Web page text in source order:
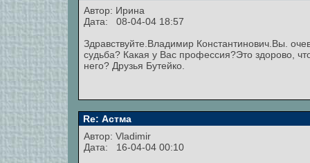
Автор: Ирина
Дата: 08-04-04 18:57
Здравствуйте.Владимир Константинович.Вы.
судьба? Какая у Вас профессия?Это здорово,
него? Друзья Бутейко.
Re: Астма
Автор: Vladimir
Дата: 16-04-04 00:10